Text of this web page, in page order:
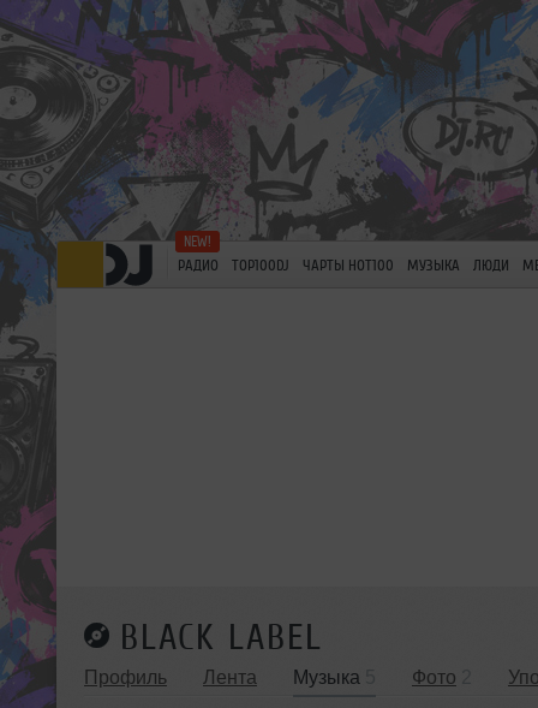
РАДИО TOP100DJ ЧАРТЫ HOT100 МУЗЫКА ЛЮДИ
BLACK LABEL
Профиль Лента Музыка Фото